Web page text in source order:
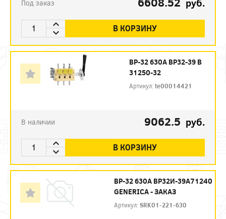
Под заказ руб.
В КОРЗИНУ
ВР-32 630А ВР32-39 B
31250-32
Артикул:te00014421
В наличии 9062.5 руб.
В КОРЗИНУ
ВР-32 630А ВР32И-39А71240
GENERICA - ЗАКАЗ
Артикул:SRK01-221-630